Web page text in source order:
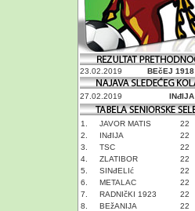
23.02.2019 BEčEJ 1918
27.02.2019 INđIJA
1. JAVOR MATIS 22
2.
INđIJA 22
3.
TSC 22
4.
ZLATIBOR 22
5.
SINđELIć 22
6.
METALAC 22
7.
RADNIčKI 1923 22
8.
BEžANIJA 22